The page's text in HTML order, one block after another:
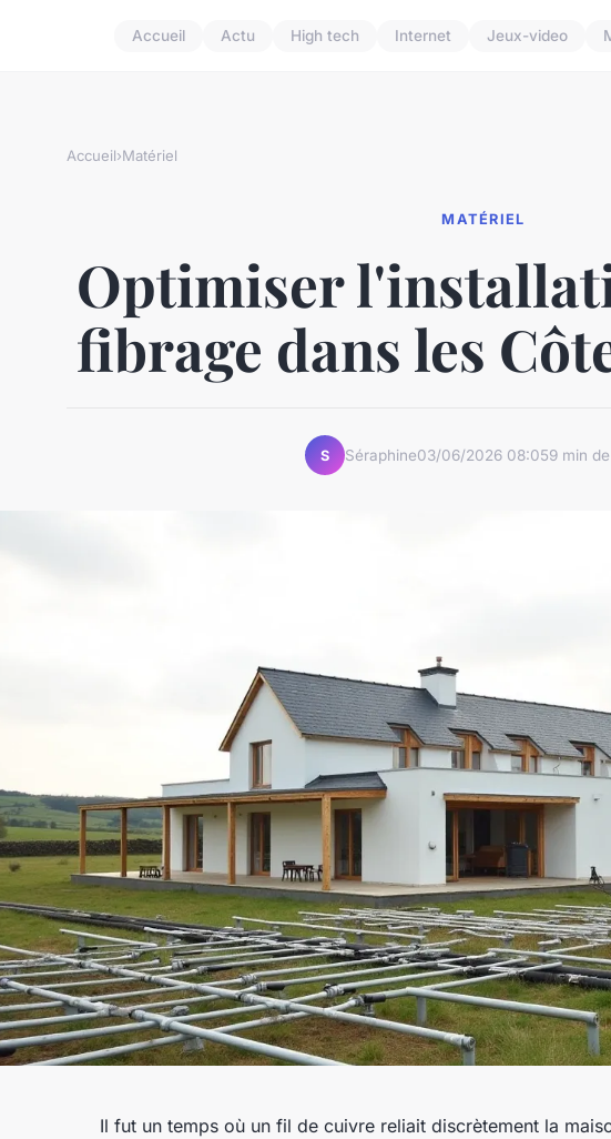
Accueil Actu High tech Internet Jeux-video
Accueil›Matériel
MATÉRIEL
Optimiser
fibrage dans les
S Séraphine03/06/2026 08:059 min
Il fut un temps où un fil de cuivre reliait discrètement la